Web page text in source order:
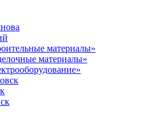
материалы»
материалы»